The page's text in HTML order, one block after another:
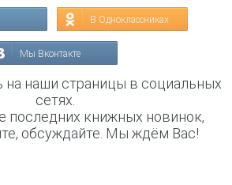
В Одноклассниках
Мы Вконтакте
на наши страницы в социальных
сетях.
последних книжных новинок,
обсуждайте. Мы ждём Вас!